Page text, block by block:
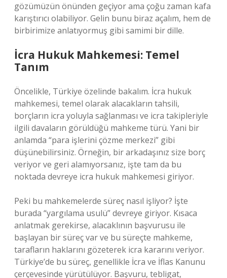
gözümüzün önünden geçiyor ama çoğu zaman kafa
karıştırıcı olabiliyor. Gelin bunu biraz açalım, hem de
birbirimize anlatıyormuş gibi samimi bir dille.
İcra Hukuk Mahkemesi: Temel
Tanım
Öncelikle, Türkiye özelinde bakalım. İcra hukuk
mahkemesi, temel olarak alacakların tahsili,
borçların icra yoluyla sağlanması ve icra takipleriyle
ilgili davaların görüldüğü mahkeme türü. Yani bir
anlamda “para işlerini çözme merkezi” gibi
düşünebilirsiniz. Örneğin, bir arkadaşınız size borç
veriyor ve geri alamıyorsanız, işte tam da bu
noktada devreye icra hukuk mahkemesi giriyor.
Peki bu mahkemelerde süreç nasıl işliyor? İşte
burada “yargılama usulü” devreye giriyor. Kısaca
anlatmak gerekirse, alacaklının başvurusu ile
başlayan bir süreç var ve bu süreçte mahkeme,
tarafların haklarını gözeterek icra kararını veriyor.
Türkiye’de bu süreç, genellikle İcra ve İflas Kanunu
çerçevesinde yürütülüyor. Başvuru, tebligat,